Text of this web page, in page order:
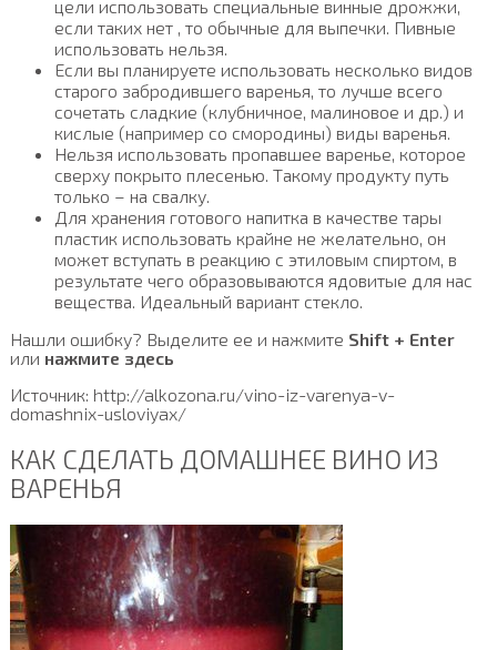
цели использовать специальные винные дрожжи,
если таких нет , то обычные для выпечки. Пивные
использовать нельзя.
Если вы планируете использовать несколько видов
старого забродившего варенья, то лучше всего
сочетать сладкие (клубничное, малиновое и др.) и
кислые (например со смородины) виды варенья.
Нельзя использовать пропавшее варенье, которое
сверху покрыто плесенью. Такому продукту путь
только – на свалку.
Для хранения готового напитка в качестве тары
пластик использовать крайне не желательно, он
может вступать в реакцию с этиловым спиртом, в
результате чего образовываются ядовитые для нас
вещества. Идеальный вариант стекло.
Нашли ошибку? Выделите ее и нажмите Shift + Enter
или нажмите здесь
Источник: http://alkozona.ru/vino-iz-varenya-v-
domashnix-usloviyax/
КАК СДЕЛАТЬ ДОМАШНЕЕ ВИНО ИЗ
ВАРЕНЬЯ